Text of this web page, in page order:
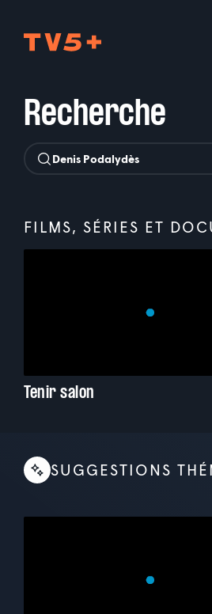
Recherche
FILMS, SÉRIES ET
Tenir salon
SUGGESTIONS